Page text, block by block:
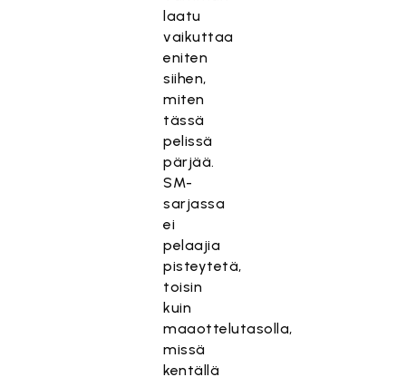
laatu
vaikuttaa
eniten
siihen,
miten
tässä
pelissä
pärjää.
SM-
sarjassa
ei
pelaajia
pisteytetä,
toisin
kuin
maaottelutasolla,
missä
kentällä